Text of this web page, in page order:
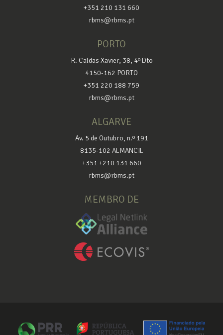
+351 210 131 660
rbms@rbms.pt
PORTO
R. Caldas Xavier, 38, 4º Dto
4150-162 PORTO
+351 220 188 759
rbms@rbms.pt
ALGARVE
Av. 5 de Outubro, n.º 191
8135-102 ALMANCIL
+351 +210 131 660
rbms@rbms.pt
MEMBRO DE